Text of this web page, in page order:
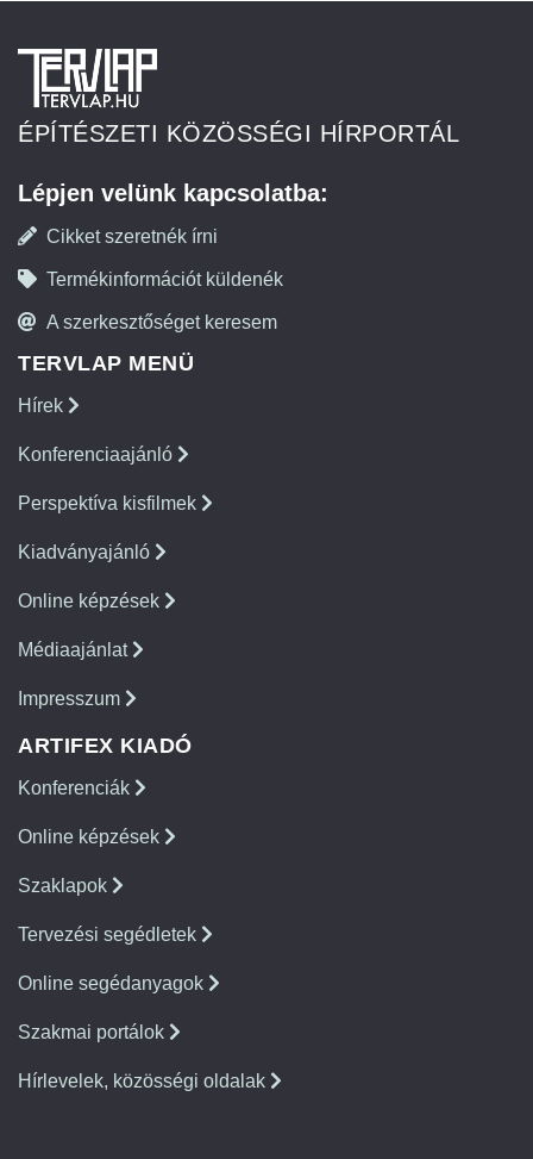
ÉPÍTÉSZETI KÖZÖSSÉGI HÍRPORTÁL
Lépjen velünk kapcsolatba:
Cikket szeretnék írni
Termékinformációt küldenék
A szerkesztőséget keresem
TERVLAP MENÜ
Hírek
Konferenciaajánló
Perspektíva kisfilmek
Kiadványajánló
Online képzések
Médiaajánlat
Impresszum
ARTIFEX KIADÓ
Konferenciák
Online képzések
Szaklapok
Tervezési segédletek
Online segédanyagok
Szakmai portálok
Hírlevelek, közösségi oldalak